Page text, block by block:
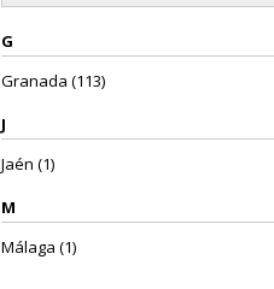
G
Granada (113)
J
Jaén (1)
M
Málaga (1)